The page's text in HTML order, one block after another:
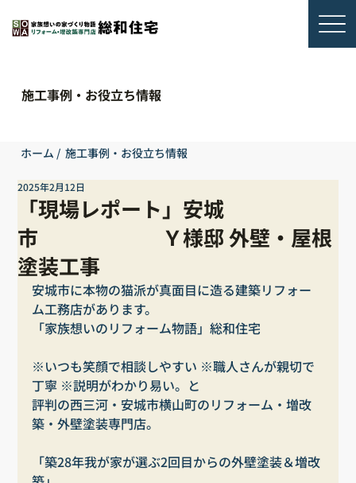
施工事例・お役立ち情報
「現場レポート」安城
市 Ｙ様邸 外壁・屋根
塗装工事
2025年2月12日
安城市に本物の猫派が真面目に造る建築リフォー
ム工務店があります。
「家族想いのリフォーム物語」総和住宅
※いつも笑顔で相談しやすい ※職人さんが親切で
丁寧 ※説明がわかり易い。と
評判の西三河・安城市横山町のリフォーム・増改
築・外壁塗装専門店。
「築28年我が家が選ぶ2回目からの外壁塗装＆増改
ホーム / 施工事例・お役立ち情報